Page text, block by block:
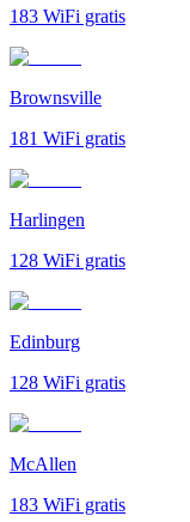
183 WiFi gratis
Brownsville
181 WiFi gratis
Harlingen
128 WiFi gratis
Edinburg
128 WiFi gratis
McAllen
183 WiFi gratis